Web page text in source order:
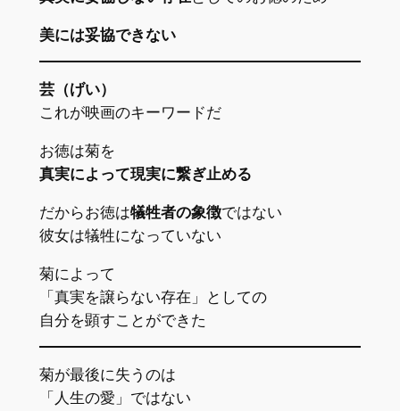
美には妥協できない
芸（げい）
これが映画のキーワードだ
お徳は菊を
真実によって現実に繋ぎ止める
だからお徳は犠牲者の象徴ではない
彼女は犠牲になっていない
菊によって
「真実を譲らない存在」としての
自分を顕すことができた
菊が最後に失うのは
「人生の愛」ではない